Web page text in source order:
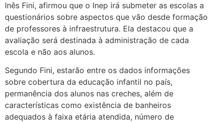
Inês Fini, afirmou que o Inep irá submeter as escolas a
questionários sobre aspectos que vão desde formação
de professores à infraestrutura. Ela destacou que a
avaliação será destinada à administração de cada
escola e não aos alunos.
Segundo Fini, estarão entre os dados informações
sobre cobertura da educação infantil no país,
permanência dos alunos nas creches, além de
características como existência de banheiros
adequados à faixa etária atendida, número de